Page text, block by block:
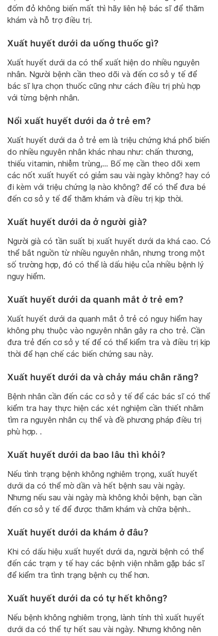
đốm đỏ không biến mất thì hãy liên hệ bác sĩ để thăm
khám và hỗ trợ điều trị.
Xuất huyết dưới da uống thuốc gì?
Xuất huyết dưới da có thể xuất hiện do nhiều nguyên
nhân. Người bệnh cần theo dõi và đến cơ sở y tế để
bác sĩ lựa chọn thuốc cũng như cách điều trị phù hợp
với từng bệnh nhân.
Nổi xuất huyết dưới da ở trẻ em?
Xuất huyết dưới da ở trẻ em là triệu chứng khá phổ biến
do nhiều nguyên nhân khác nhau như: chấn thương,
thiếu vitamin, nhiễm trùng,… Bố mẹ cần theo dõi xem
các nốt xuất huyết có giảm sau vài ngày không? hay có
đi kèm với triệu chứng lạ nào không? để có thể đưa bé
đến cơ sở y tế để thăm khám và điều trị kịp thời.
Xuất huyết dưới da ở người già?
Người già có tần suất bị xuất huyết dưới da khá cao. Có
thể bắt nguồn từ nhiều nguyên nhân, nhưng trong một
số trường hợp, đó có thể là dấu hiệu của nhiều bệnh lý
nguy hiểm.
Xuất huyết dưới da quanh mắt ở trẻ em?
Xuất huyết dưới da quanh mắt ở trẻ có nguy hiểm hay
không phụ thuộc vào nguyên nhân gây ra cho trẻ. Cần
đưa trẻ đến cơ sở y tế để có thể kiểm tra và điều trị kịp
thời để hạn chế các biến chứng sau này.
Xuất huyết dưới da và chảy máu chân răng?
Bệnh nhân cần đến các cơ sở y tế để các bác sĩ có thể
kiểm tra hay thực hiện các xét nghiệm cần thiết nhằm
tìm ra nguyên nhân cụ thể và đề phương pháp điều trị
phù hợp. .
Xuất huyết dưới da bao lâu thì khỏi?
Nếu tình trạng bệnh không nghiêm trọng, xuất huyết
dưới da có thể mờ dần và hết bệnh sau vài ngày.
Nhưng nếu sau vài ngày mà không khỏi bệnh, bạn cần
đến cơ sở y tế để được thăm khám và chữa bệnh..
Xuất huyết dưới da khám ở đâu?
Khi có dấu hiệu xuất huyết dưới da, người bệnh có thể
đến các trạm y tế hay các bệnh viện nhằm gặp bác sĩ
để kiểm tra tình trạng bệnh cụ thể hơn.
Xuất huyết dưới da có tự hết không?
Nếu bệnh không nghiêm trọng, lành tính thì xuất huyết
dưới da có thể tự hết sau vài ngày. Nhưng không nên